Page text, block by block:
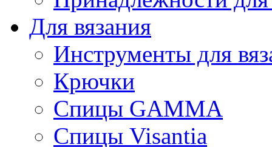
Для вязания
Инструменты для
Крючки
Спицы GAMMA
Спицы Visantia